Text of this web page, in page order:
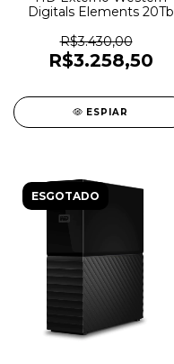
Digitals Elements 20Tb
WDBWLG0200HBK-XB -
7283
R$3.430,00
R$3.258,50
ESPIAR
ESGOTADO